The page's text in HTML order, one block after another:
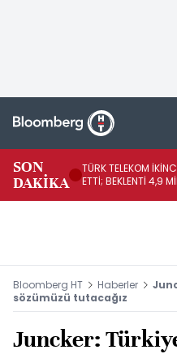
SON
DAKİKA
TÜRK TELEKOM
ETTİ; BEKLENTİ 4,9
Bloomberg HT Haberler
sözümüzü tutacağız
Juncker: